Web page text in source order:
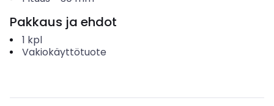
Pakkaus ja ehdot
1 kpl
Vakiokäyttötuote